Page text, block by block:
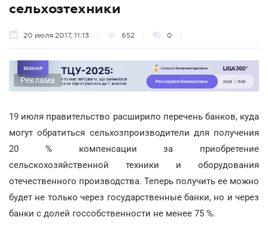
сельхозтехники
20 июля 2017, 11:13 652 0
Реклама
19 июля правительство расширило перечень банков, куда
могут обратиться сельхозпроизводители для получения
20 % компенсации за приобретение
сельскохозяйственной техники и оборудования
отечественного производства. Теперь получить ее можно
будет не только через государственные банки, но и через
банки с долей госсобственности не менее 75 %.